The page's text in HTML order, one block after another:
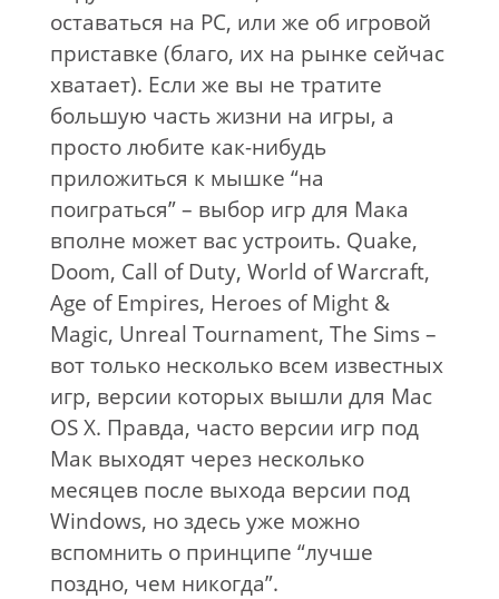
оставаться на PC, или же об игровой
приставке (благо, их на рынке сейчас
хватает). Если же вы не тратите
большую часть жизни на игры, а
просто любите как-нибудь
приложиться к мышке “на
поиграться” – выбор игр для Мака
вполне может вас устроить. Quake,
Doom, Call of Duty, World of Warcraft,
Age of Empires, Heroes of Might &
Magic, Unreal Tournament, The Sims –
вот только несколько всем известных
игр, версии которых вышли для Mac
OS X. Правда, часто версии игр под
Мак выходят через несколько
месяцев после выхода версии под
Windows, но здесь уже можно
вспомнить о принципе “лучше
поздно, чем никогда”.